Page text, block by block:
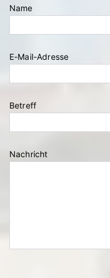
Name
Bitte lasse dieses Feld leer.
E-Mail-Adresse
Betreff
Nachricht